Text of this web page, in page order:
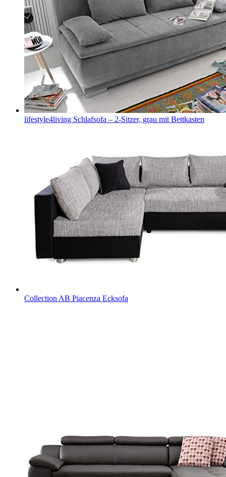
lifestyle4living Schlafsofa – 2-Sitzer, grau mit Bettkasten
Collection AB Piacenza Ecksofa